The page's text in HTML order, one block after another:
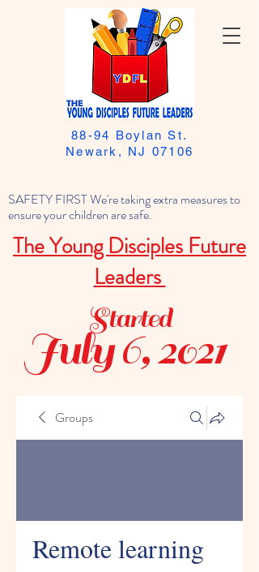
SAFETY FIRST We're taking extra measures to
ensure your children are safe.
The Young Disciples Future
Leaders
88-94 Boylan St.
Newark, NJ 07106
July 6, 2021
Started
Groups
Remote learning